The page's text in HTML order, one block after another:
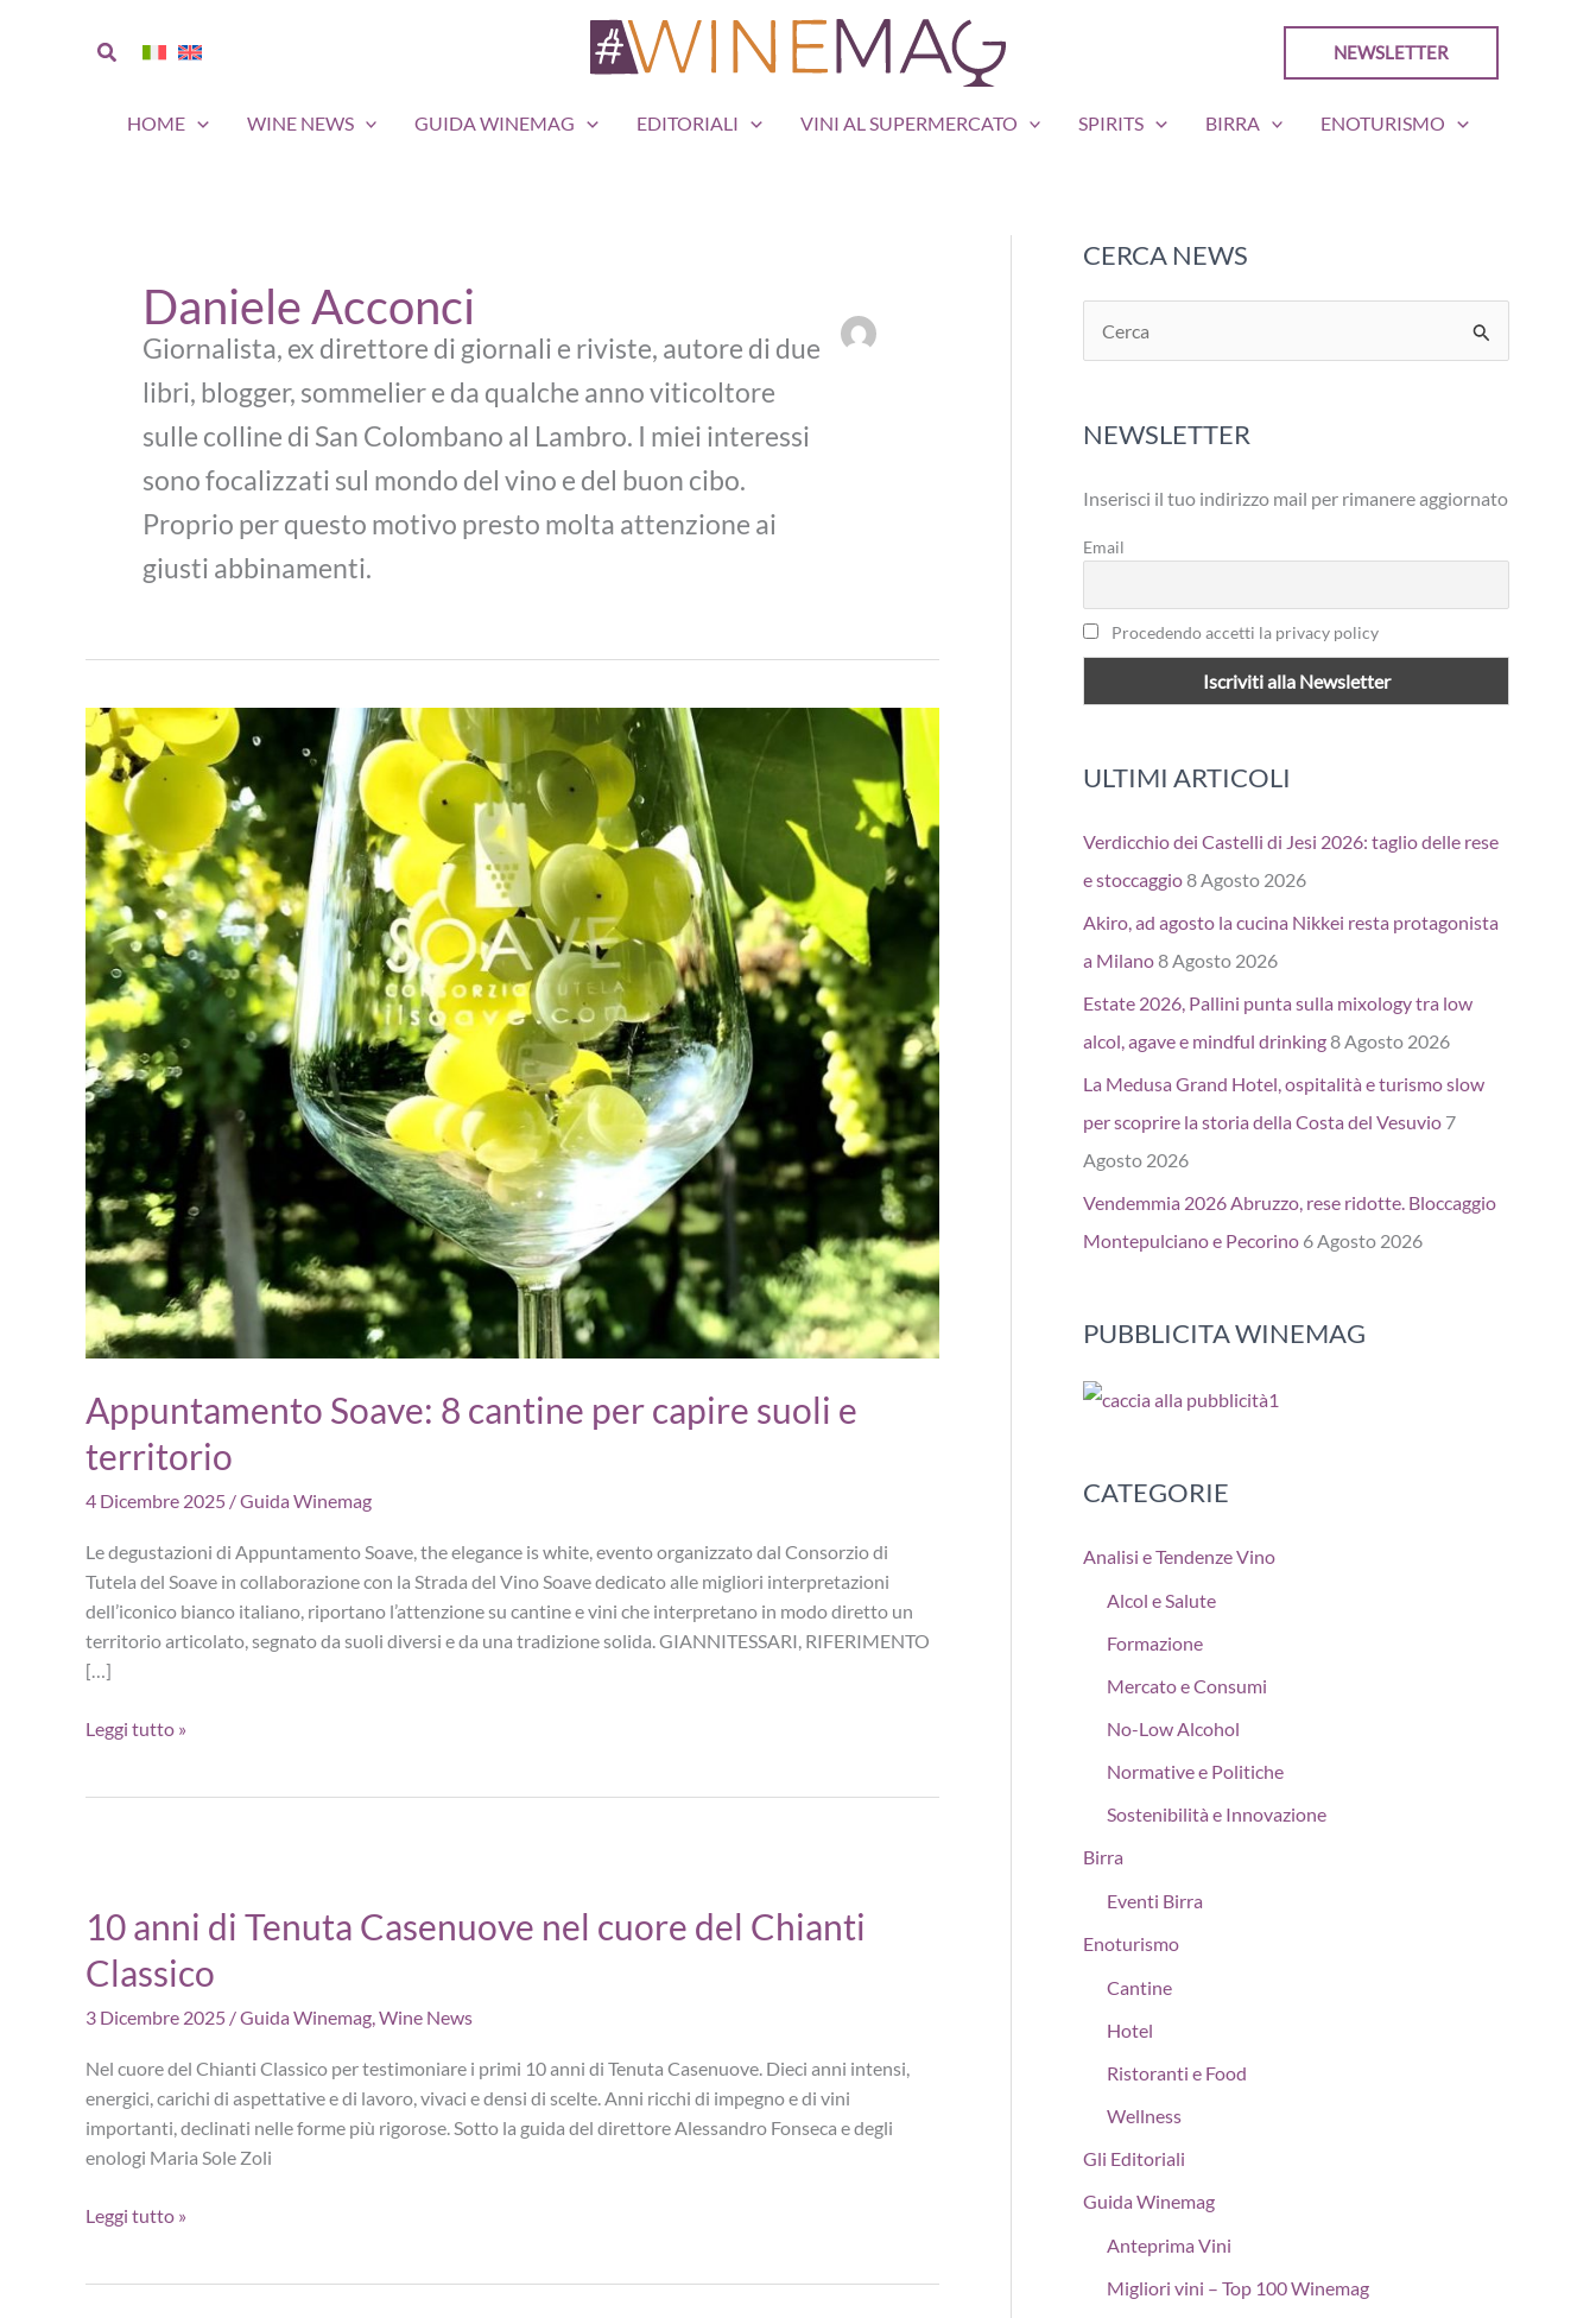
Cerca NEWSLETTER
HOME WINE NEWS GUIDA WINEMAG EDITORIALI VINI AL SUPERMERCATO SPIRITS BIRRA ENOTURISMO
Daniele Acconci
Giornalista, ex direttore di giornali e riviste, autore di due
libri, blogger, sommelier e da qualche anno viticoltore
sulle colline di San Colombano al Lambro. I miei interessi
sono focalizzati sul mondo del vino e del buon cibo.
Proprio per questo motivo presto molta attenzione ai
giusti abbinamenti.
Appuntamento Soave: 8 cantine per capire suoli e
territorio
4 Dicembre 2025 /Guida Winemag
Le degustazioni di Appuntamento Soave, the elegance is white, evento organizzato dal Consorzio di
Tutela del Soave in collaborazione con la Strada del Vino Soave dedicato alle migliori interpretazioni
dell’iconico bianco italiano, riportano l’attenzione su cantine e vini che interpretano in modo diretto un
territorio articolato, segnato da suoli diversi e da una tradizione solida. GIANNITESSARI, RIFERIMENTO
[…]
Appuntamento
e
territorio
Leggi tutto »
10 anni di Tenuta Casenuove nel cuore del Chianti
Classico
3 Dicembre 2025 /Guida Winemag Wine News
Nel cuore del Chianti Classico per testimoniare i primi 10 anni di Tenuta Casenuove. Dieci anni intensi,
energici, carichi di aspettative e di lavoro, vivaci e densi di scelte. Anni ricchi di impegno e di vini
importanti, declinati nelle forme più rigorose. Sotto la guida del direttore Alessandro Fonseca e degli
enologi Maria Sole Zoli
10
Leggi tutto »
CERCA NEWS
e
c
:
NEWSLETTER
Inserisci il tuo indirizzo mail per rimanere aggiornato
Email
Procedendo accetti la privacy policy
ULTIMI ARTICOLI
Verdicchio dei Castelli di Jesi 2026: taglio delle rese
e stoccaggio8 Agosto 2026
Akiro, ad agosto la cucina Nikkei resta protagonista
a Milano8 Agosto 2026
Estate 2026, Pallini punta sulla mixology tra low
alcol, agave e mindful drinking8 Agosto 2026
La Medusa Grand Hotel, ospitalità e turismo slow
per scoprire la storia della Costa del Vesuvio 7
Agosto 2026
Vendemmia 2026 Abruzzo, rese ridotte. Bloccaggio
Montepulciano e Pecorino 6 Agosto 2026
PUBBLICITA WINEMAG
CATEGORIE
Analisi e Tendenze Vino
Alcol e Salute
Formazione
Mercato e Consumi
No-Low Alcohol
Normative e Politiche
Sostenibilità e Innovazione
Birra
Eventi Birra
Enoturismo
Cantine
Hotel
Ristoranti e Food
Wellness
Gli Editoriali
Guida Winemag
Anteprima Vini
Migliori vini – Top 100 Winemag